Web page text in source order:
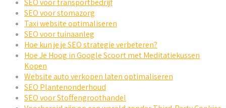
SEO voor transportbedrijf
SEO voor stomazorg
Taxi website optimaliseren
SEO voor tuinaanleg
Hoe kun je je SEO strategie verbeteren?
Hoe Je Hoog in Google Scoort met Meditatiekussen
Kopen
Website auto verkopen laten optimaliseren
SEO Plantenonderhoud
SEO voor Stoffengroothandel